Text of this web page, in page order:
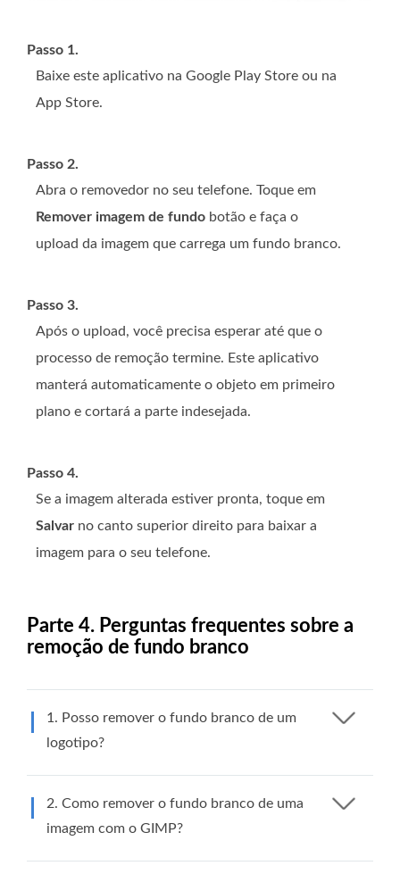
Passo 1.
Baixe este aplicativo na Google Play Store ou na
App Store.
Passo 2.
Abra o removedor no seu telefone. Toque em
Remover imagem de fundo botão e faça o
upload da imagem que carrega um fundo branco.
Passo 3.
Após o upload, você precisa esperar até que o
processo de remoção termine. Este aplicativo
manterá automaticamente o objeto em primeiro
plano e cortará a parte indesejada.
Passo 4.
Se a imagem alterada estiver pronta, toque em
Salvar no canto superior direito para baixar a
imagem para o seu telefone.
Parte 4. Perguntas frequentes sobre a
remoção de fundo branco
1. Posso remover o fundo branco de um
logotipo?
2. Como remover o fundo branco de uma
imagem com o GIMP?